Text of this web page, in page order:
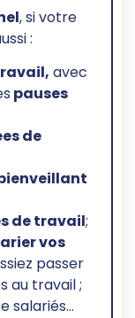
, si votre
:
avec
pauses
de
de travail;
vos
passer
au travail ;
salariés…